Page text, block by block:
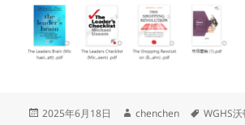
发
2025年6月18日
作
chenchen
标
WGHS